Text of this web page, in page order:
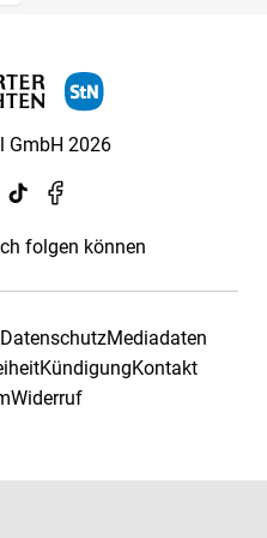
GmbH 2026
folgen können
DatenschutzMediadaten
KündigungKontakt
Widerruf